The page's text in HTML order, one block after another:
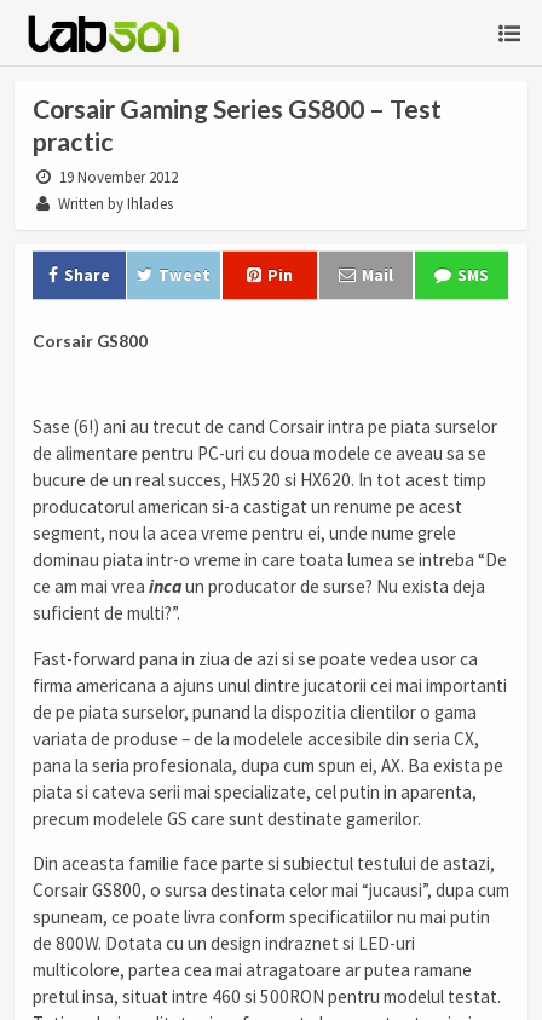
Corsair Gaming Series GS800 – Test
practic
19 November 2012
Written by Ihlades
Share Tweet Pin Mail SMS
Corsair GS800
Sase (6!) ani au trecut de cand Corsair intra pe piata surselor
de alimentare pentru PC-uri cu doua modele ce aveau sa se
bucure de un real succes, HX520 si HX620. In tot acest timp
producatorul american si-a castigat un renume pe acest
segment, nou la acea vreme pentru ei, unde nume grele
dominau piata intr-o vreme in care toata lumea se intreba “De
ce am mai vrea incaun producator de surse? Nu exista deja
suficient de multi?”.
Fast-forward pana in ziua de azi si se poate vedea usor ca
firma americana a ajuns unul dintre jucatorii cei mai importanti
de pe piata surselor, punand la dispozitia clientilor o gama
variata de produse – de la modelele accesibile din seria CX,
pana la seria profesionala, dupa cum spun ei, AX. Ba exista pe
piata si cateva serii mai specializate, cel putin in aparenta,
precum modelele GS care sunt destinate gamerilor.
Din aceasta familie face parte si subiectul testului de astazi,
Corsair GS800, o sursa destinata celor mai “jucausi”, dupa cum
spuneam, ce poate livra conform specificatiilor nu mai putin
de 800W. Dotata cu un design indraznet si LED-uri
multicolore, partea cea mai atragatoare ar putea ramane
pretul insa, situat intre 460 si 500RON pentru modelul testat.